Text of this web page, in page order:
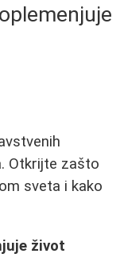
Otkrijte zašto
sveta i kako
život